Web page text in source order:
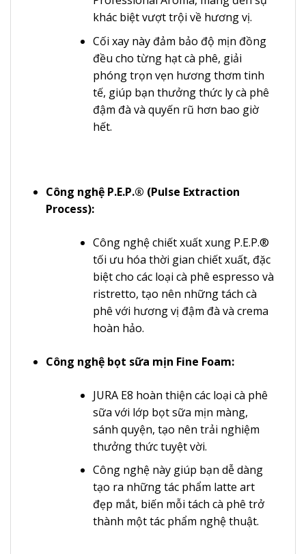
khác biệt vượt trội về hương vị.
Cối xay này đảm bảo độ mịn đồng
đều cho từng hạt cà phê, giải
phóng trọn vẹn hương thơm tinh
tế, giúp bạn thưởng thức ly cà phê
đậm đà và quyến rũ hơn bao giờ
hết.
Công nghệ P.E.P.® (Pulse Extraction
Process):
Công nghệ chiết xuất xung P.E.P.®
tối ưu hóa thời gian chiết xuất, đặc
biệt cho các loại cà phê espresso và
ristretto, tạo nên những tách cà
phê với hương vị đậm đà và crema
hoàn hảo.
Công nghệ bọt sữa mịn Fine Foam:
JURA E8 hoàn thiện các loại cà phê
sữa với lớp bọt sữa mịn màng,
sánh quyện, tạo nên trải nghiệm
thưởng thức tuyệt vời.
Công nghệ này giúp bạn dễ dàng
tạo ra những tác phẩm latte art
đẹp mắt, biến mỗi tách cà phê trở
thành một tác phẩm nghệ thuật.